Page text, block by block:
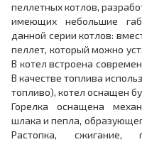
пеллетных котлов,
имеющих небольшие
данной серии котлов:
пеллет, который можно
В котел встроена
В качестве топлива
топливо), котел оснащен
Горелка оснащена
шлака и пепла,
Растопка,